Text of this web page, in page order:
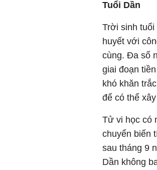
Tuổi Dần
Trời sinh
huyết với
cùng. Đa số
giai đoạn
khó khăn
để có thể
Tử vi học có
chuyển biến
sau tháng 9
Dần không